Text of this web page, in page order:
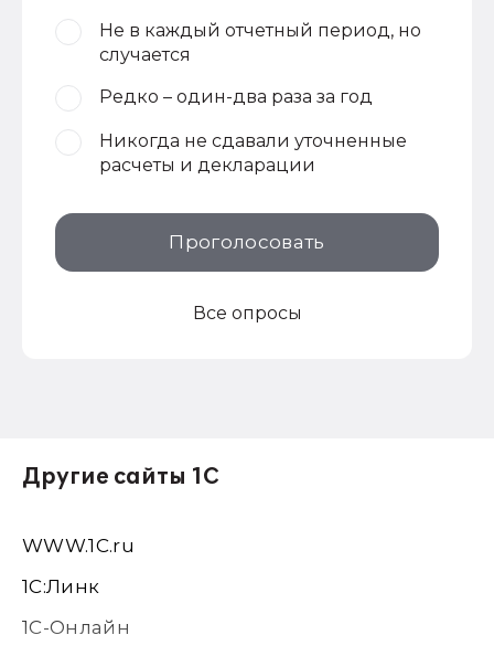
Не в каждый отчетный период, но
случается
Редко – один-два раза за год
Никогда не сдавали уточненные
расчеты и декларации
Проголосовать
Все опросы
Другие сайты 1С
WWW.1С.ru
1С:Линк
1С-Онлайн